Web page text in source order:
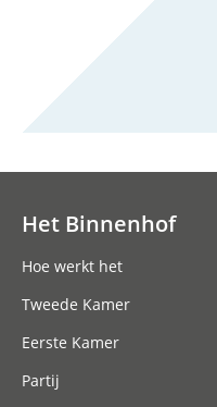
Het Binnenhof
Hoe werkt het
Tweede Kamer
Eerste Kamer
Partij